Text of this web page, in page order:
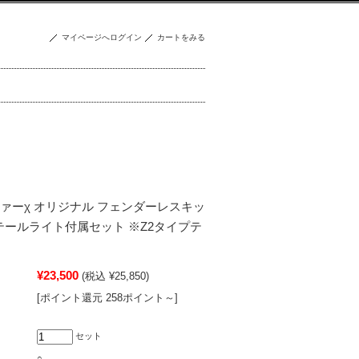
マイページへログイン カートをみる
ーχ オリジナル フェンダーレスキッ
ールライト付属セット ※Z2タイプテ
¥23,500 (税込 ¥25,850)
[ポイント還元 258ポイント～]
セット